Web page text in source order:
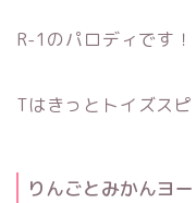
R-1のパロディです！
Tはきっとトイズス
りんごとみかんヨ